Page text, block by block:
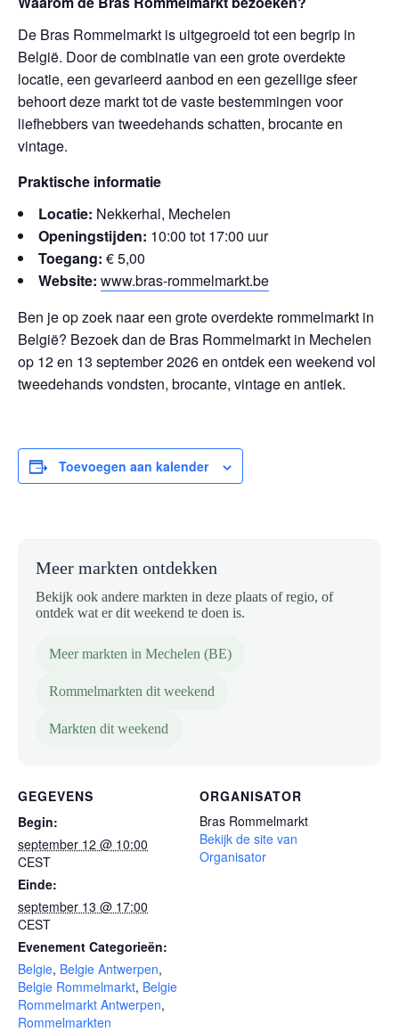
De Bras Rommelmarkt is uitgegroeid tot een begrip in
België. Door de combinatie van een grote overdekte
locatie, een gevarieerd aanbod en een gezellige sfeer
behoort deze markt tot de vaste bestemmingen voor
liefhebbers van tweedehands schatten, brocante en
vintage.
Praktische informatie
Locatie: Nekkerhal, Mechelen
Openingstijden: 10:00 tot 17:00 uur
Toegang: € 5,00
Website: www.bras-rommelmarkt.be
Ben je op zoek naar een grote overdekte rommelmarkt in
België? Bezoek dan de Bras Rommelmarkt in Mechelen
op 12 en 13 september 2026 en ontdek een weekend vol
tweedehands vondsten, brocante, vintage en antiek.
Toevoegen aan kalender
Meer markten ontdekken
Bekijk ook andere markten in deze plaats of regio, of
ontdek wat er dit weekend te doen is.
Meer markten in Mechelen (BE)
Rommelmarkten dit weekend
Markten dit weekend
GEGEVENS
Begin:
september 12 @ 10:00
CEST
Einde:
september 13 @ 17:00
CEST
Evenement Categorieën:
Belgie, Belgie Antwerpen,
Belgie Rommelmarkt, Belgie
Rommelmarkt Antwerpen,
Rommelmarkten
ORGANISATOR
Bras Rommelmarkt
Bekijk de site van
Organisator